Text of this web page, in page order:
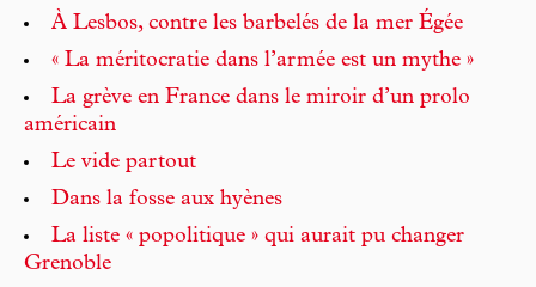
À Lesbos, contre les barbelés de la mer Égée
« La méritocratie dans l’armée est un mythe »
La grève en France dans le miroir d’un prolo
américain
Le vide partout
Dans la fosse aux hyènes
La liste « popolitique » qui aurait pu changer
Grenoble